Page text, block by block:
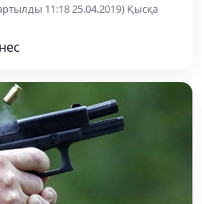
11:18 25.04.2019) Қысқа